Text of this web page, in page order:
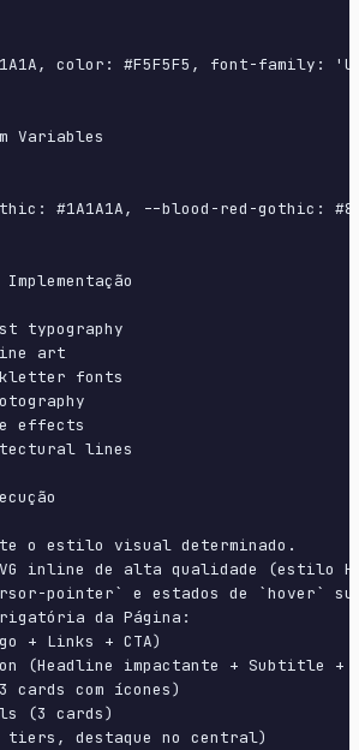
color: #F5F5F5, font-
Variables
#1A1A1A, --blood-red-gothic:
typography
art
fonts
effects
lines
o estilo visual determinado.
inline de alta qualidade (estilo
pointer` e estados de `hover`
da Página:
+ Links + CTA)
(Headline impactante + Subtitle +
cards com ícones)
(3 cards)
tiers, destaque no central)